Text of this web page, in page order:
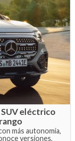
eléctrico
más autonomía,
versiones,